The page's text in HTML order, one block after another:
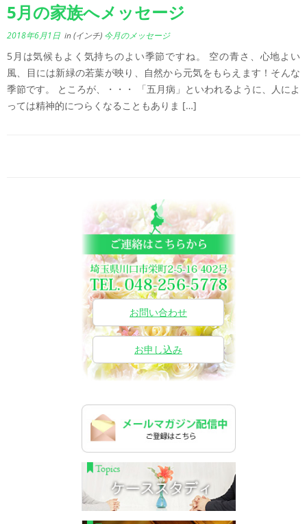
5月の家族へメッセージ
2018年6月1日 in (インチ) 今月のメッセージ
5月は気候もよく気持ちのよい季節ですね。 空の青さ、心地よい
風、目には新緑の若葉が映り、自然から元気をもらえます！そんな
季節です。 ところが、・・・ 「五月病」といわれるように、人によ
っては精神的につらくなることもありま […]
お問い合わせ
お申し込み